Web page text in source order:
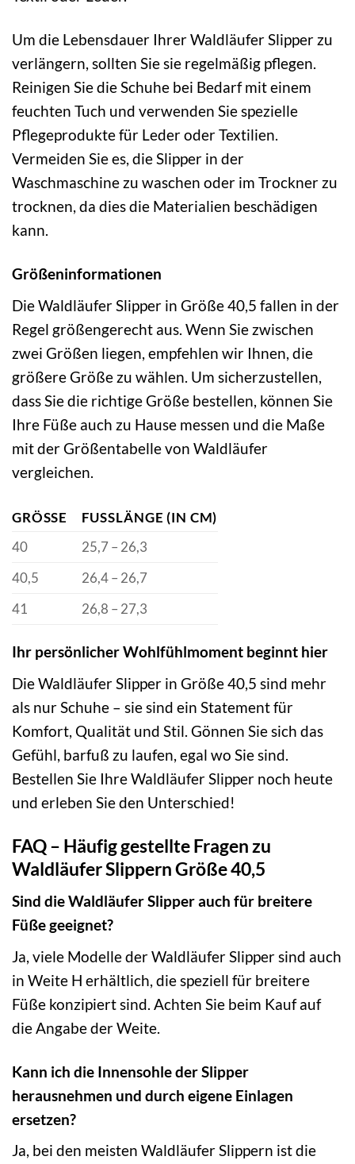
Um die Lebensdauer Ihrer Waldläufer Slipper zu
verlängern, sollten Sie sie regelmäßig pflegen.
Reinigen Sie die Schuhe bei Bedarf mit einem
feuchten Tuch und verwenden Sie spezielle
Pflegeprodukte für Leder oder Textilien.
Vermeiden Sie es, die Slipper in der
Waschmaschine zu waschen oder im Trockner zu
trocknen, da dies die Materialien beschädigen
kann.
Größeninformationen
Die Waldläufer Slipper in Größe 40,5 fallen in der
Regel größengerecht aus. Wenn Sie zwischen
zwei Größen liegen, empfehlen wir Ihnen, die
größere Größe zu wählen. Um sicherzustellen,
dass Sie die richtige Größe bestellen, können Sie
Ihre Füße auch zu Hause messen und die Maße
mit der Größentabelle von Waldläufer
vergleichen.
GRÖSSE
FUSSLÄNGE (IN CM)
40
25,7 – 26,3
40,5
26,4 – 26,7
41
26,8 – 27,3
Ihr persönlicher Wohlfühlmoment beginnt hier
Die Waldläufer Slipper in Größe 40,5 sind mehr
als nur Schuhe – sie sind ein Statement für
Komfort, Qualität und Stil. Gönnen Sie sich das
Gefühl, barfuß zu laufen, egal wo Sie sind.
Bestellen Sie Ihre Waldläufer Slipper noch heute
und erleben Sie den Unterschied!
FAQ – Häufig gestellte Fragen zu
Waldläufer Slippern Größe 40,5
Sind die Waldläufer Slipper auch für breitere
Füße geeignet?
Ja, viele Modelle der Waldläufer Slipper sind auch
in Weite H erhältlich, die speziell für breitere
Füße konzipiert sind. Achten Sie beim Kauf auf
die Angabe der Weite.
Kann ich die Innensohle der Slipper
herausnehmen und durch eigene Einlagen
ersetzen?
Ja, bei den meisten Waldläufer Slippern ist die